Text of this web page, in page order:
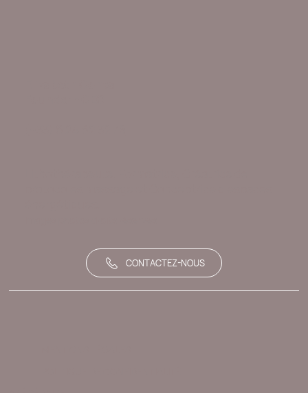
CONTACTEZ-NOUS